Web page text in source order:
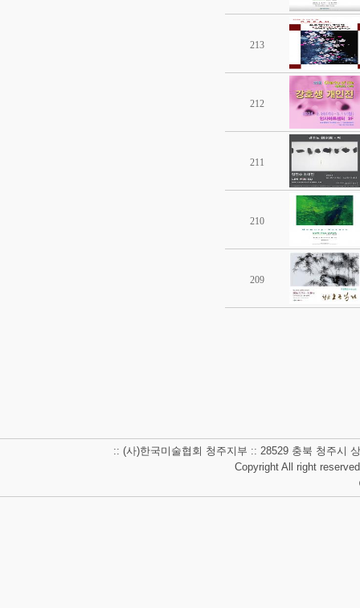
213
212
211
210
209
:: (사)한국미술협회 청주지부 :: 28529 충북 청주시
Copyright All right